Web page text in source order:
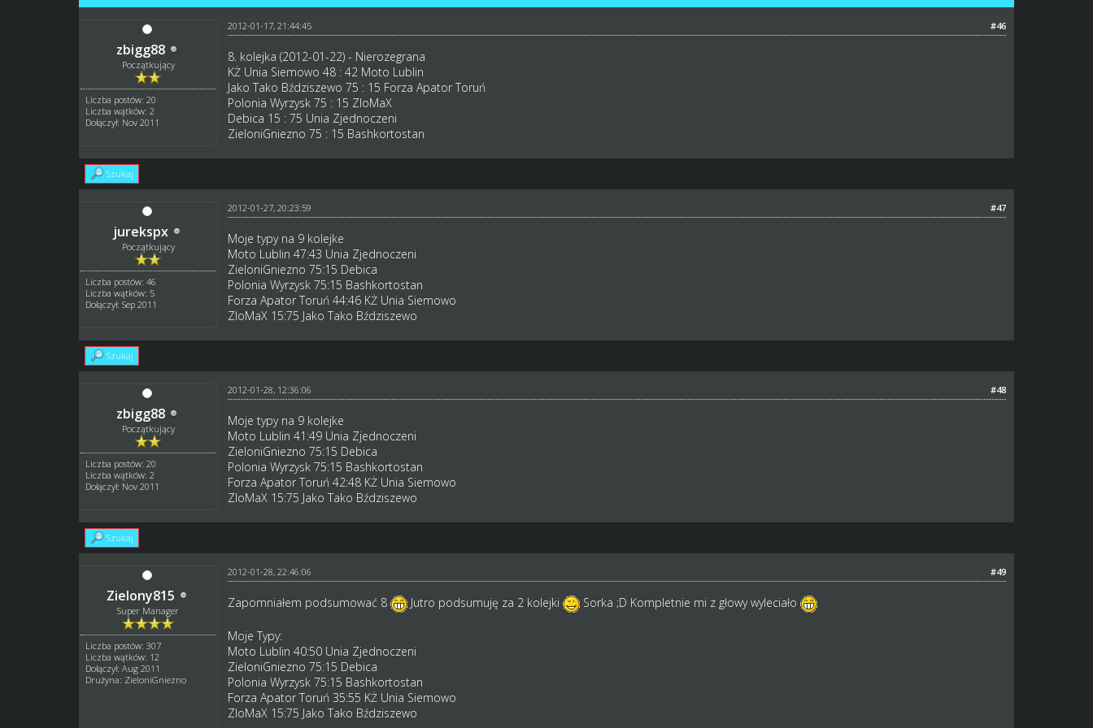
zbigg88
Początkujący
Liczba postów: 20
Liczba wątków: 2
Dołączył: Nov 2011
#46
2012-01-17, 21:44:45
8. kolejka (2012-01-22) - Nierozegrana
KŻ Unia Siemowo 48 : 42 Moto Lublin
Jako Tako Bździszewo 75 : 15 Forza Apator Toruń
Polonia Wyrzysk 75 : 15 ZloMaX
Debica 15 : 75 Unia Zjednoczeni
ZieloniGniezno 75 : 15 Bashkortostan
Szukaj
jurekspx
Początkujący
Liczba postów: 46
Liczba wątków: 5
Dołączył: Sep 2011
#47
2012-01-27, 20:23:59
Moje typy na 9 kolejke
Moto Lublin 47:43 Unia Zjednoczeni
ZieloniGniezno 75:15 Debica
Polonia Wyrzysk 75:15 Bashkortostan
Forza Apator Toruń 44:46 KŻ Unia Siemowo
ZloMaX 15:75 Jako Tako Bździszewo
Szukaj
zbigg88
Początkujący
Liczba postów: 20
Liczba wątków: 2
Dołączył: Nov 2011
#48
2012-01-28, 12:36:06
Moje typy na 9 kolejke
Moto Lublin 41:49 Unia Zjednoczeni
ZieloniGniezno 75:15 Debica
Polonia Wyrzysk 75:15 Bashkortostan
Forza Apator Toruń 42:48 KŻ Unia Siemowo
ZloMaX 15:75 Jako Tako Bździszewo
Szukaj
Zielony815
Super Manager
Liczba postów: 307
Liczba wątków: 12
Dołączył: Aug 2011
Drużyna: ZieloniGniezno
#49
2012-01-28, 22:46:06
Zapomniałem podsumować 8 Jutro podsumuję za 2 kolejki Sorka ;D Kompletnie mi z głowy wyleciało
Moje Typy:
Moto Lublin 40:50 Unia Zjednoczeni
ZieloniGniezno 75:15 Debica
Polonia Wyrzysk 75:15 Bashkortostan
Forza Apator Toruń 35:55 KŻ Unia Siemowo
ZloMaX 15:75 Jako Tako Bździszewo